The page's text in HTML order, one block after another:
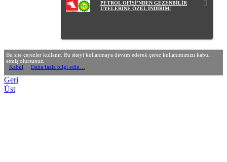
PETROL OFİSİ'NDEN GEZENBİLİR
ÜYELERİNE ÖZEL İNDİRİM!
Bu site çerezler kullanır. Bu siteyi kullanmaya devam ederek çerez kullanımımızı kabul
etmiş olursunuz.
Kabul
Daha fazla bilgi edin…
Geri
Üst